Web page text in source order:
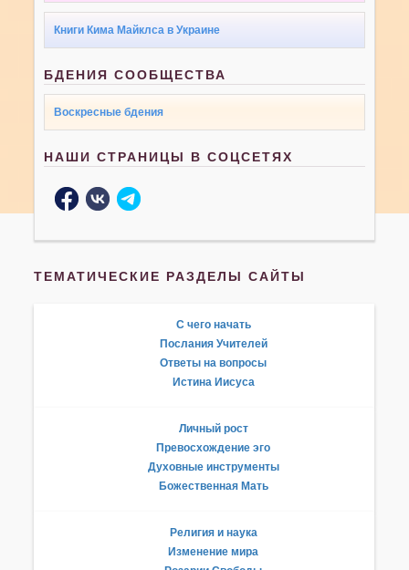
Книги Кима Майклса в Украине
БДЕНИЯ СООБЩЕСТВА
Воскресные бдения
НАШИ СТРАНИЦЫ В СОЦСЕТЯХ
ТЕМАТИЧЕСКИЕ РАЗДЕЛЫ САЙТЫ
С чего начать
Послания Учителей
Ответы на вопросы
Истина Иисуса
Личный рост
Превосхождение эго
Духовные инструменты
Божественная Мать
Религия и наука
Изменение мира